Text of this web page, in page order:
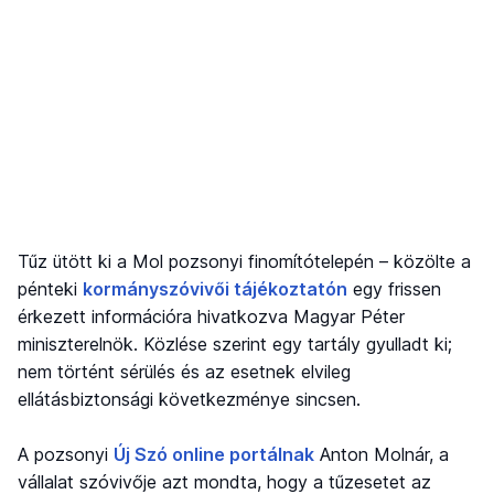
Tűz ütött ki a Mol pozsonyi finomítótelepén – közölte a
pénteki kormányszóvivői tájékoztatón egy frissen
érkezett információra hivatkozva Magyar Péter
miniszterelnök. Közlése szerint egy tartály gyulladt ki;
nem történt sérülés és az esetnek elvileg
ellátásbiztonsági következménye sincsen.
A pozsonyi Új Szó online portálnak Anton Molnár, a
vállalat szóvivője azt mondta, hogy a tűzesetet az